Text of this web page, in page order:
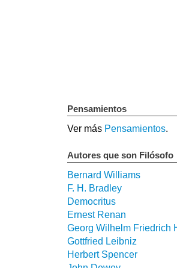
Pensamientos
Ver más Pensamientos.
Autores que son Filósofo
Bernard Williams
F. H. Bradley
Democritus
Ernest Renan
Georg Wilhelm Friedrich
Gottfried Leibniz
Herbert Spencer